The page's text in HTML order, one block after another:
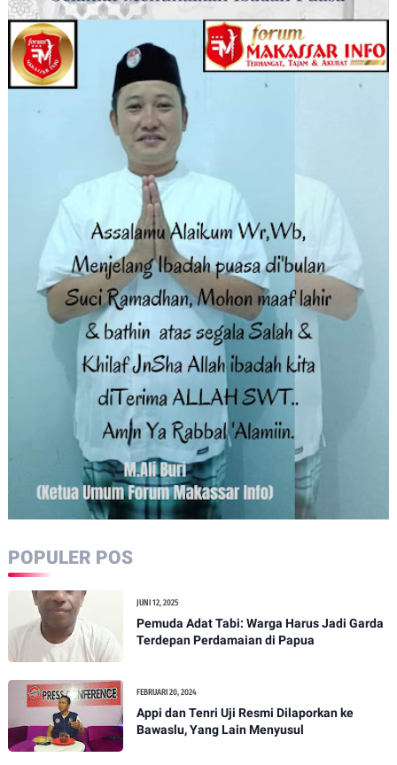
POPULER POS
JUNI 12, 2025
Pemuda Adat Tabi: Warga Harus Jadi Garda
Terdepan Perdamaian di Papua
FEBRUARI 20, 2024
Appi dan Tenri Uji Resmi Dilaporkan ke
Bawaslu, Yang Lain Menyusul